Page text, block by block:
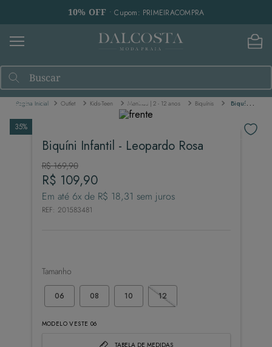
10% OFF • Cupom: PRIMEIRACOMPRA
Buscar
Outlet Kids-Teen Meninas | 2 - 12 anos Biquínis Biquíni Infantil - Leopardo Rosa
35%
Biquíni Infantil - Leopardo Rosa
R$ 169,90
R$ 109,90
Em até 6x de R$ 18,31 sem juros
REF: 201583481
Tamanho
06 08 10 12
MODELO VESTE 06
TABELA DE MEDIDAS